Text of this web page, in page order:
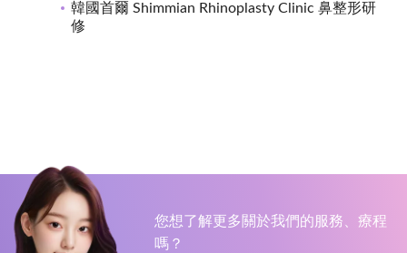
韓國首爾 Shimmian Rhinoplasty Clinic 鼻整形研
修
您想了解更多關於我們的服務、療程
嗎？